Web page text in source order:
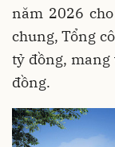
năm 2026
chung, Tổng
tỷ đồng,
đồng.